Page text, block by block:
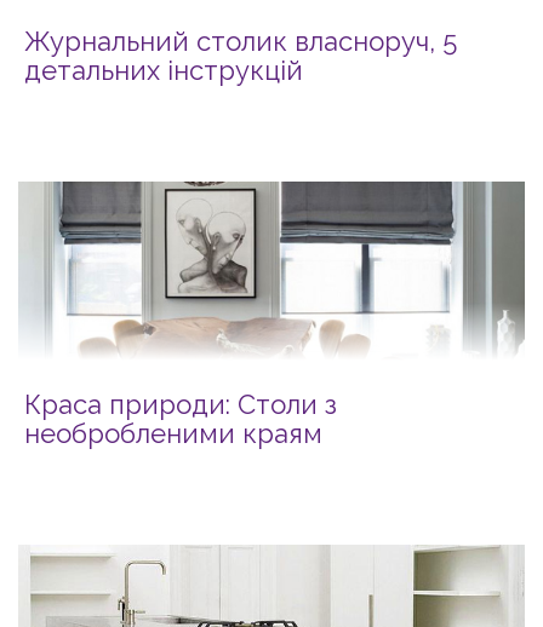
Журнальний столик власноруч, 5
детальних інструкцій
Краса природи: Столи з
необробленими краям